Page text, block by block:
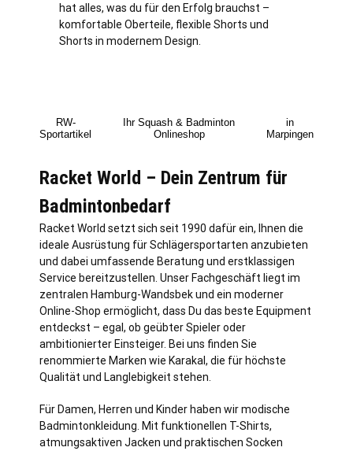
hat alles, was du für den Erfolg brauchst –
komfortable Oberteile, flexible Shorts und
Shorts in modernem Design.
RW-
Sportartikel
Ihr Squash & Badminton
Onlineshop
in
Marpingen
Racket World – Dein Zentrum für
Badmintonbedarf
Racket World setzt sich seit 1990 dafür ein, Ihnen die
ideale Ausrüstung für Schlägersportarten anzubieten
und dabei umfassende Beratung und erstklassigen
Service bereitzustellen. Unser Fachgeschäft liegt im
zentralen Hamburg-Wandsbek und ein moderner
Online-Shop ermöglicht, dass Du das beste Equipment
entdeckst – egal, ob geübter Spieler oder
ambitionierter Einsteiger. Bei uns finden Sie
renommierte Marken wie Karakal, die für höchste
Qualität und Langlebigkeit stehen.
Für Damen, Herren und Kinder haben wir modische
Badmintonkleidung. Mit funktionellen T-Shirts,
atmungsaktiven Jacken und praktischen Socken